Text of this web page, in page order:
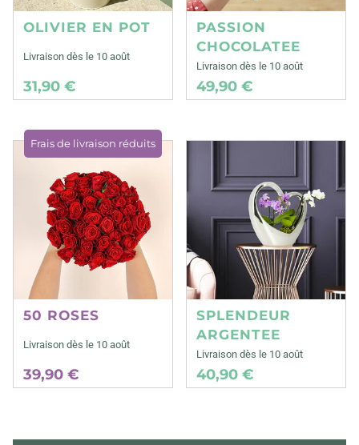
OLIVIER EN POT
Livraison dès le 10 août
31,90 €
PASSION
CHOCOLATEE
Livraison dès le 10 août
49,90 €
Frais de livraison réduits
50 ROSES
Livraison dès le 10 août
39,90 €
SPLENDEUR
ARGENTEE
Livraison dès le 10 août
40,90 €